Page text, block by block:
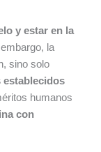
y estar en la
la
sino solo
establecidos
humanos
con